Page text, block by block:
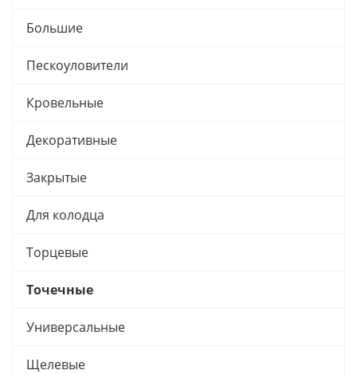
Большие
Пескоуловители
Кровельные
Декоративные
Закрытые
Для колодца
Торцевые
Точечные
Универсальные
Щелевые